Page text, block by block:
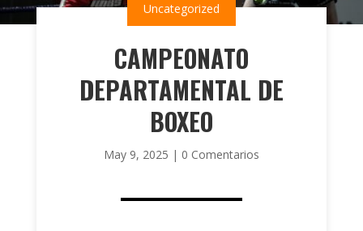
Uncategorized
CAMPEONATO
DEPARTAMENTAL DE
BOXEO
May 9, 2025 | 0 Comentarios